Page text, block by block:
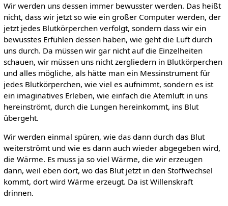
Wir werden uns dessen immer bewusster werden. Das heißt
nicht, dass wir jetzt so wie ein großer Computer werden, der
jetzt jedes Blutkörperchen verfolgt, sondern dass wir ein
bewusstes Erfühlen dessen haben, wie geht die Luft durch
uns durch. Da müssen wir gar nicht auf die Einzelheiten
schauen, wir müssen uns nicht zergliedern in Blutkörperchen
und alles mögliche, als hätte man ein Messinstrument für
jedes Blutkörperchen, wie viel es aufnimmt, sondern es ist
ein imaginatives Erleben, wie einfach die Atemluft in uns
hereinströmt, durch die Lungen hereinkommt, ins Blut
übergeht.
Wir werden einmal spüren, wie das dann durch das Blut
weiterströmt und wie es dann auch wieder abgegeben wird,
die Wärme. Es muss ja so viel Wärme, die wir erzeugen
dann, weil eben dort, wo das Blut jetzt in den Stoffwechsel
kommt, dort wird Wärme erzeugt. Da ist Willenskraft
drinnen.